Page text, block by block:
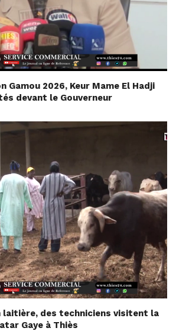
Gamou 2026, Keur Mame El Hadji
devant le Gouverneur
des techniciens visitent la
Gaye à Thiès